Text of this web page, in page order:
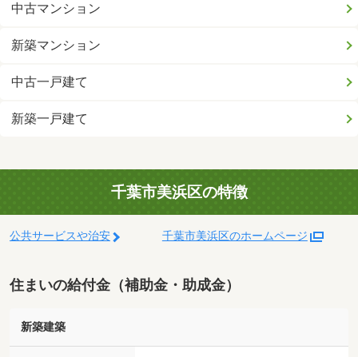
中古マンション
新築マンション
中古一戸建て
新築一戸建て
千葉市美浜区の特徴
公共サービスや治安 千葉市美浜区のホームページ
住まいの給付金（補助金・助成金）
新築建築